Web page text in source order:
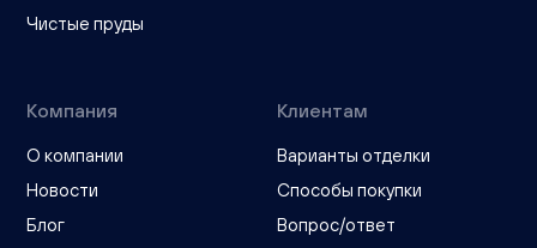
Чистые пруды
Компания
О компании
Новости
Блог
Клиентам
Варианты отделки
Способы покупки
Вопрос/ответ